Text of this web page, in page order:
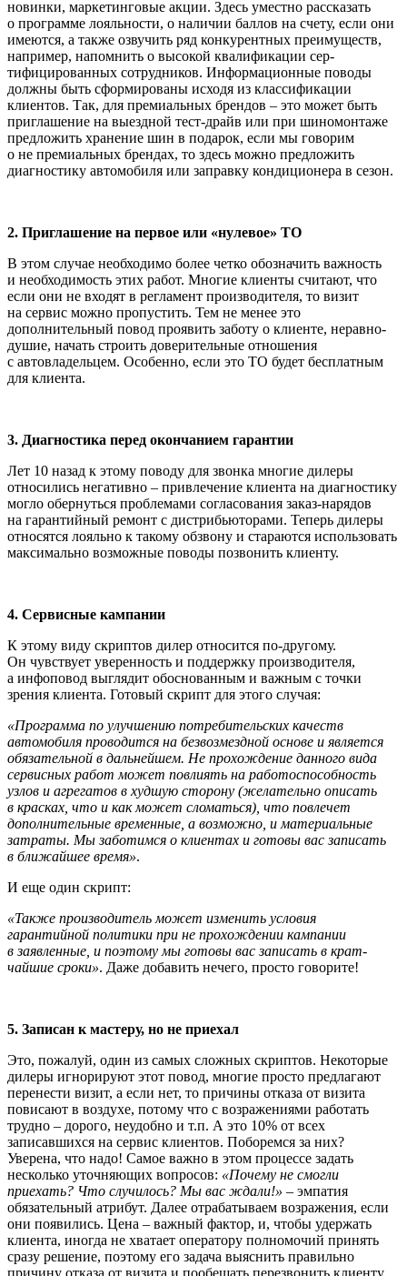
новинки, маркетинговые акции. Здесь уместно рассказать
о программе лояльности, о наличии баллов на счету, если они
имеются, а также озвучить ряд конкурентных преимуществ,
например, напомнить о высокой квалификации сер­
тифицированных сотрудников. Информационные поводы
должны быть сформиро­ваны исходя из классификации
клиентов. Так, для премиальных брендов – это может быть
приглашение на выездной тест-драйв или при шиномонтаже
предло­жить хранение шин в подарок, если мы говорим
о не премиальных брендах, то здесь можно предложить
диагностику автомобиля или заправку кондиционера в сезон.
2. Приглашение на первое или «нуле­вое» ТО
В этом случае необходимо более четко обозначить важность
и необходимость этих работ. Многие клиенты считают, что
если они не входят в регламент произво­дителя, то визит
на сервис можно пропу­стить. Тем не менее это
дополнительный повод проявить заботу о клиенте, неравно­
душие, начать строить доверительные отношения
с автовладельцем. Особенно, если это ТО будет бесплатным
для клиента.
3. Диагностика перед окончанием гарантии
Лет 10 назад к этому поводу для звонка многие дилеры
относились негативно – привлечение клиента на диагностику
могло обернуться проблемами согласова­ния заказ-нарядов
на гарантийный ремонт с дистрибьюторами. Теперь дилеры
отно­сятся лояльно к такому обзвону и старают­ся использовать
максимально возможные поводы позвонить клиенту.
4. Сервисные кампании
К этому виду скриптов дилер относится по-другому.
Он чувствует уверенность и поддержку производителя,
а инфоповод выглядит обоснованным и важным с точки
зрения клиента. Готовый скрипт для этого случая:
«Программа по улучшению потреби­тельских качеств
автомобиля проводится на безвозмездной основе и является
обяза­тельной в дальнейшем. Не прохождение данного вида
сервисных работ может повлиять на работоспособность
узлов и агрегатов в худшую сторону (желательно описать
в красках, что и как может сло­маться), что повлечет
дополнительные временные, а возможно, и материальные
затраты. Мы заботимся о клиентах и гото­вы вас записать
в ближайшее время».
И еще один скрипт:
«Также производитель может изменить условия
гарантийной политики при не прохождении кампании
в заявленные, и поэтому мы готовы вас записать в крат­
чайшие сроки». Даже добавить нечего, просто говорите!
5. Записан к мастеру, но не приехал
Это, пожалуй, один из самых сложных скриптов. Некоторые
дилеры игнорируют этот повод, многие просто предлагают
перенести визит, а если нет, то причины отказа от визита
повисают в воздухе, пото­му что с возражениями работать
трудно – дорого, неудобно и т.п. А это 10% от всех
записавшихся на сервис клиентов. Побо­ремся за них?
Уверена, что надо! Самое важно в этом процессе задать
несколько уточняющих вопросов: «Почему не смогли
приехать? Что случилось? Мы вас ждали!» – эмпатия
обязательный атрибут. Далее отрабатываем возражения, если
они появились. Цена – важный фактор, и, чтобы удержать
клиента, иногда не хва­тает оператору полномочий принять
сразу решение, поэтому его задача выяснить правильно
причину отказа от визита и пообещать перезвонить клиенту,